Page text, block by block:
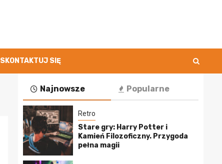
SKONTAKTUJ SIĘ
Najnowsze Popularne
Retro
Stare gry: Harry Potter i
Kamień Filozoficzny. Przygoda
pełna magii